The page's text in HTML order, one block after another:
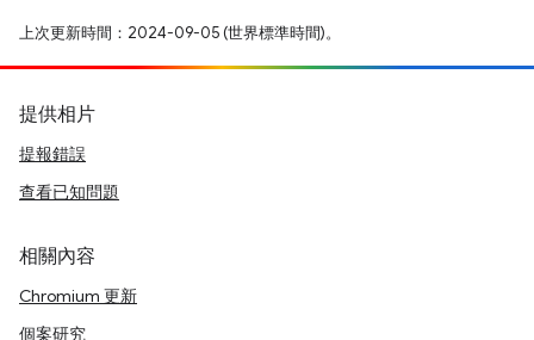
上次更新時間：2024-09-05 (世界標準時間)。
提供相片
提報錯誤
查看已知問題
相關內容
Chromium 更新
個案研究